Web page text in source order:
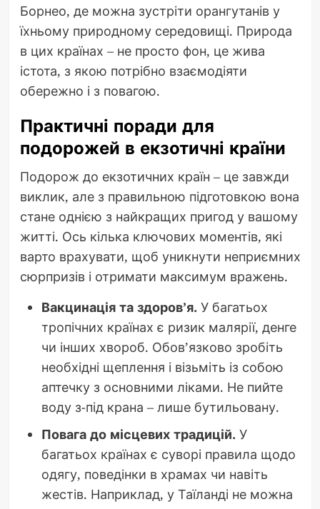
Борнео, де можна зустріти орангутанів у
їхньому природному середовищі. Природа
в цих країнах – не просто фон, це жива
істота, з якою потрібно взаємодіяти
обережно і з повагою.
Практичні поради для
подорожей в екзотичні країни
Подорож до екзотичних країн – це завжди
виклик, але з правильною підготовкою вона
стане однією з найкращих пригод у вашому
житті. Ось кілька ключових моментів, які
варто врахувати, щоб уникнути неприємних
сюрпризів і отримати максимум вражень.
Вакцинація та здоров’я. У багатьох
тропічних країнах є ризик малярії, денге
чи інших хвороб. Обов’язково зробіть
необхідні щеплення і візьміть із собою
аптечку з основними ліками. Не пийте
воду з-під крана – лише бутильовану.
Повага до місцевих традицій. У
багатьох країнах є суворі правила щодо
одягу, поведінки в храмах чи навіть
жестів. Наприклад, у Таїланді не можна